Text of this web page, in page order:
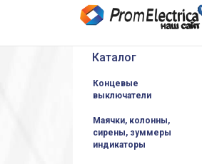
Каталог
Концевые
выключатели
Маячки, колонны,
сирены, зуммеры
индикаторы